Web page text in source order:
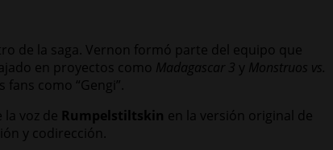
de la saga. Vernon formó parte del equipo que
en proyectos como Madagascar 3 y Monstruos vs.
como “Gengi”.
voz de Rumpelstiltskin en la versión original de
y codirección.